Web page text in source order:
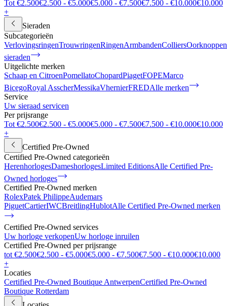
Tot €2.500€2.500 - €5.000€5.000 - €7.500€7.500 - €10.000€10.000
+
Sieraden
Subcategorieën
VerlovingsringenTrouwringenRingenArmbandenColliersOorknoppen
sieraden
Uitgelichte merken
Schaap en CitroenPomellatoChopardPiagetFOPEMarco
BicegoRoyal AsscherMessikaVhernierFREDAlle merken
Service
Uw sieraad servicen
Per prijsrange
Tot €2.500€2.500 - €5.000€5.000 - €7.500€7.500 - €10.000€10.000
+
Certified Pre-Owned
Certified Pre-Owned categorieën
HerenhorlogesDameshorlogesLimited EditionsAlle Certified Pre-
Owned horloges
Certified Pre-Owned merken
RolexPatek PhilippeAudemars
PiguetCartierIWCBreitlingHublotAlle Certified Pre-Owned merken
Certified Pre-Owned services
Uw horloge verkopenUw horloge inruilen
Certified Pre-Owned per prijsrange
tot €2.500€2.500 - €5.000€5.000 - €7.500€7.500 - €10.000€10.000
+
Locaties
Certified Pre-Owned Boutique AntwerpenCertified Pre-Owned
Boutique Rotterdam